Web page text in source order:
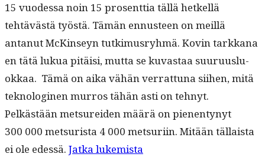
15 vuodessa noin 15 pros­ent­tia täl­lä het­kel­lä
tehtävästä työstä. Tämän ennus­teen on meil­lä
antanut McK­in­seyn tutkimus­ryh­mä. Kovin tarkkana
en tätä lukua pitäisi, mut­ta se kuvas­taa suu­ru­us­lu­
okkaa. Tämä on aika vähän ver­rat­tuna siihen, mitä
teknologi­nen mur­ros tähän asti on tehnyt.
Pelkästään met­surei­den määrä on pienen­tynyt
300 000 met­surista 4 000 met­suri­in. Mitään täl­laista
ei ole edessä. Jat­ka lukemista